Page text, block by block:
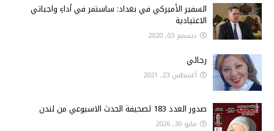
السفير الأميركي في بغداد: ساستمر في أداءِ واجباتي
الاعتيادية
ديسمبر 03, 2020
رجائي
أغسطس 23, 2021
صدور العدد 183 لصحيفة الحدث الاسبوعي من لندن
مايو 30, 2026